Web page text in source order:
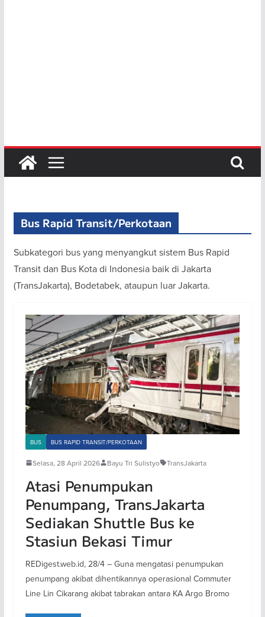
Bus Rapid Transit/Perkotaan
Subkategori bus yang menyangkut sistem Bus Rapid
Transit dan Bus Kota di Indonesia baik di Jakarta
(TransJakarta), Bodetabek, ataupun luar Jakarta.
BUS BUS RAPID TRANSIT/PERKOTAAN
Selasa, 28 April 2026 Bayu Tri Sulistyo TransJakarta
Atasi Penumpukan
Penumpang, TransJakarta
Sediakan Shuttle Bus ke
Stasiun Bekasi Timur
REDigest.web.id, 28/4 – Guna mengatasi penumpukan
penumpang akibat dihentikannya operasional Commuter
Line Lin Cikarang akibat tabrakan antara KA Argo Bromo